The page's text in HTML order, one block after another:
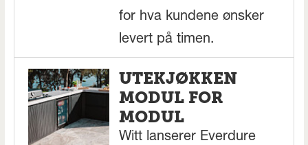
for hva kundene ønsker
levert på timen.
UTEKJØKKEN
MODUL FOR
MODUL
Witt lanserer Everdure